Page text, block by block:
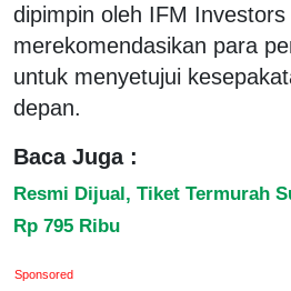
dipimpin oleh IFM Investors
merekomendasikan para
untuk menyetujui
depan.
Baca Juga :
Resmi Dijual, Tiket Termurah
Rp 795 Ribu
Sponsored